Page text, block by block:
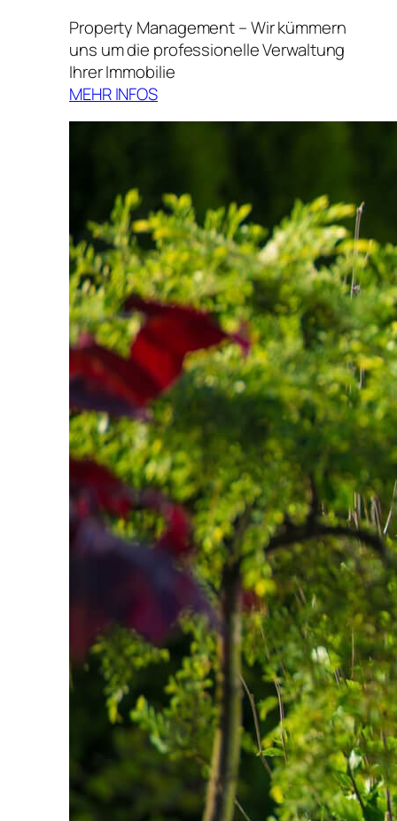
Property Management – Wir kümmern
uns um die professionelle Verwaltung
Ihrer Immobilie
MEHR INFOS